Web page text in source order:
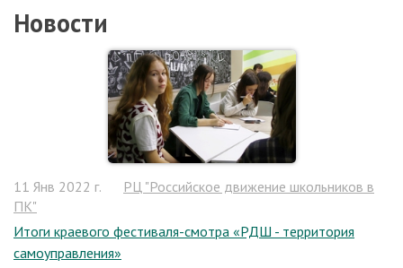
Новости
11 Янв 2022 г.
РЦ "Российское движение школьников в
ПК"
Итоги краевого фестиваля-смотра «РДШ - территория
самоуправления»